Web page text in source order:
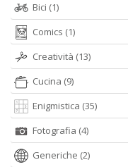
Bici (1)
Comics (1)
Creatività (13)
Cucina (9)
Enigmistica (35)
Fotografia (4)
Generiche (2)